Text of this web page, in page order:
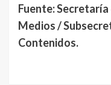
Fuente:
Medios /
Contenidos.